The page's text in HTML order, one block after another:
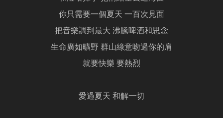
你只需要一個夏天 一百次見面
把音樂調到最大 沸騰啤酒和思念
生命廣如曠野 群山綠意吻過你的肩
就要快樂 要熱烈
愛過夏天 和解一切